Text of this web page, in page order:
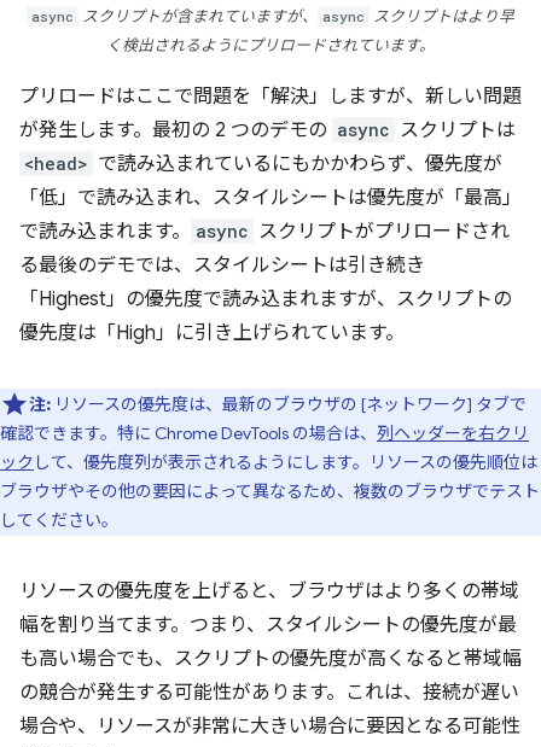
async スクリプトが含まれていますが、 async スクリプトはより早
く検出されるようにプリロードされています。
プリロードはここで問題を「解決」しますが、新しい問題
が発生します。最初の 2 つのデモの async スクリプトは
<head> で読み込まれているにもかかわらず、優先度が
「低」で読み込まれ、スタイルシートは優先度が「最高」
で読み込まれます。
async スクリプトがプリロードされ
る最後のデモでは、スタイルシートは引き続き
「Highest」の優先度で読み込まれますが、スクリプトの
優先度は「High」に引き上げられています。
注: リソースの優先度は、最新のブラウザの [ネットワーク] タブで
確認できます。特に Chrome DevTools の場合は、 列ヘッダーを右クリ
ック して、優先度列が表示されるようにします。リソースの優先順位は
ブラウザやその他の要因によって異なるため、複数のブラウザでテスト
してください。
リソースの優先度を上げると、ブラウザはより多くの帯域
幅を割り当てます。つまり、スタイルシートの優先度が最
も高い場合でも、スクリプトの優先度が高くなると帯域幅
の競合が発生する可能性があります。これは、接続が遅い
場合や、リソースが非常に大きい場合に要因となる可能性